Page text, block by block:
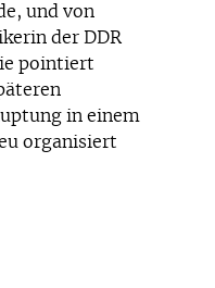
und von
der DDR
pointiert
in einem
organisiert